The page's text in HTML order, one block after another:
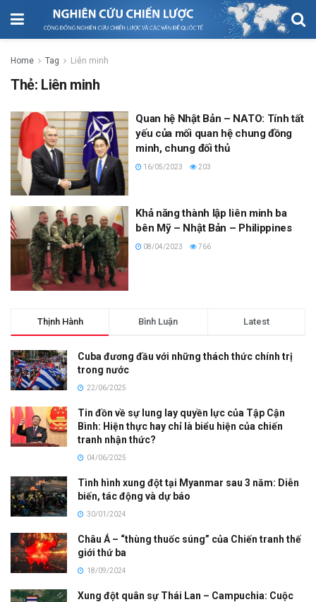
Home Tag Liên minh
Thẻ: Liên minh
Quan hệ Nhật Bản – NATO: Tính tất
yếu của mối quan hệ chung đồng
minh, chung đối thủ
16/05/2023 203
Khả năng thành lập liên minh ba
bên Mỹ – Nhật Bản – Philippines
08/04/2023 766
Thịnh Hành Bình Luận Latest
Cuba đương đầu với những thách thức chính trị
trong nước
22/06/2025
Tin đồn về sự lung lay quyền lực của Tập Cận
Bình: Hiện thực hay chỉ là biểu hiện của chiến
tranh nhận thức?
04/06/2025
Tình hình xung đột tại Myanmar sau 3 năm: Diễn
biến, tác động và dự báo
30/01/2024
Châu Á – “thùng thuốc súng” của Chiến tranh thế
giới thứ ba
18/09/2024
Xung đột quân sự Thái Lan – Campuchia: Cuộc